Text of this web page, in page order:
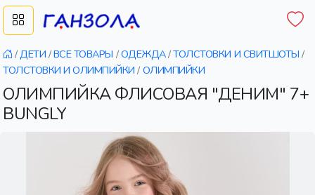
/ДЕТИ /ВСЕ ТОВАРЫ /ОДЕЖДА/ТОЛСТОВКИ И СВИТШОТЫ /
ТОЛСТОВКИ И ОЛИМПИЙКИ / ОЛИМПИЙКИ
ОЛИМПИЙКА ФЛИСОВАЯ "ДЕНИМ" 7+
BUNGLY